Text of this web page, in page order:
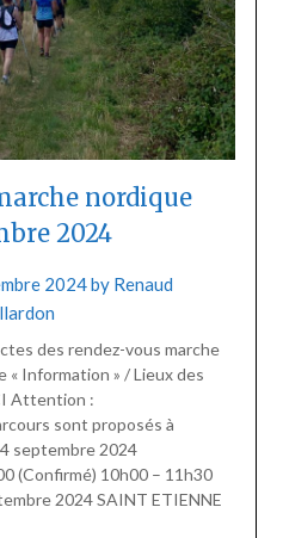
nordique
2024
2024by Renaud
des rendez-vous marche
« Information » / Lieux des
Attention :
sont proposés à
septembre 2024
(Confirmé) 10h00 – 11h30
2024 SAINT ETIENNE